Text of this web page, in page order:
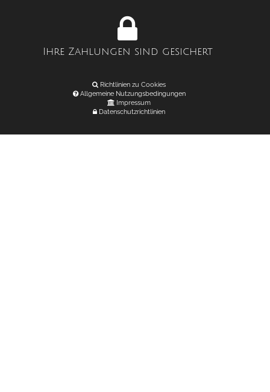
Ihre Zahlungen sind gesichert
Richtlinien zu Cookies
Allgemeine Nutzungsbedingungen
Impressum
Datenschutzrichtlinien